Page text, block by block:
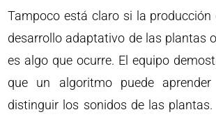
Tampoco está claro si la producción
desarrollo adaptativo de las plantas
es algo que ocurre. El equipo
que un algoritmo puede
distinguir los sonidos de las plantas.